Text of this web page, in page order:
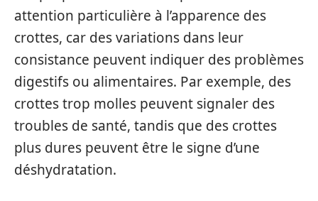
attention particulière à l’apparence des
crottes, car des variations dans leur
consistance peuvent indiquer des problèmes
digestifs ou alimentaires. Par exemple, des
crottes trop molles peuvent signaler des
troubles de santé, tandis que des crottes
plus dures peuvent être le signe d’une
déshydratation.